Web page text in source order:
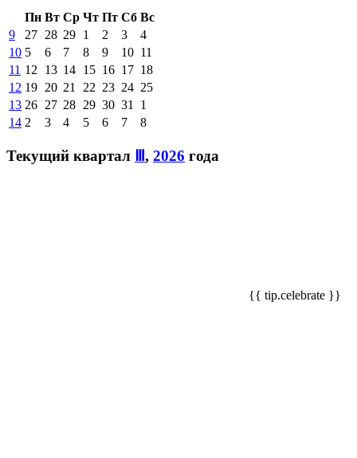
Пн Вт Ср Чт Пт Сб Вс
9
27 28 29 1 2 3
4
10 5 6 7 8 9 10 11
11 12 13 14 15 16 17 18
12 19 20 21 22 23 24 25
13 26 27 28 29 30 31
1
14 2 3 4 5 6 7 8
Текущий квартал , 2026 года
{{ tip.celebrate }}